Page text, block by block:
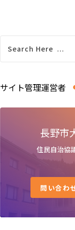
サイト管理運営者
長野市
住民自治
問い合わ